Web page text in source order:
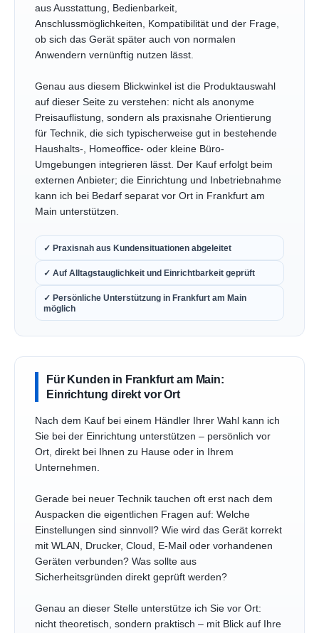
aus Ausstattung, Bedienbarkeit,
Anschlussmöglichkeiten, Kompatibilität und der Frage,
ob sich das Gerät später auch von normalen
Anwendern vernünftig nutzen lässt.
Genau aus diesem Blickwinkel ist die Produktauswahl
auf dieser Seite zu verstehen: nicht als anonyme
Preisauflistung, sondern als praxisnahe Orientierung
für Technik, die sich typischerweise gut in bestehende
Haushalts-, Homeoffice- oder kleine Büro-
Umgebungen integrieren lässt. Der Kauf erfolgt beim
externen Anbieter; die Einrichtung und Inbetriebnahme
kann ich bei Bedarf separat vor Ort in Frankfurt am
Main unterstützen.
✓ Praxisnah aus Kundensituationen abgeleitet
✓ Auf Alltagstauglichkeit und Einrichtbarkeit geprüft
✓ Persönliche Unterstützung in Frankfurt am Main
möglich
Für Kunden in Frankfurt am Main:
Einrichtung direkt vor Ort
Nach dem Kauf bei einem Händler Ihrer Wahl kann ich
Sie bei der Einrichtung unterstützen – persönlich vor
Ort, direkt bei Ihnen zu Hause oder in Ihrem
Unternehmen.
Gerade bei neuer Technik tauchen oft erst nach dem
Auspacken die eigentlichen Fragen auf: Welche
Einstellungen sind sinnvoll? Wie wird das Gerät korrekt
mit WLAN, Drucker, Cloud, E-Mail oder vorhandenen
Geräten verbunden? Was sollte aus
Sicherheitsgründen direkt geprüft werden?
Genau an dieser Stelle unterstütze ich Sie vor Ort:
nicht theoretisch, sondern praktisch – mit Blick auf Ihre